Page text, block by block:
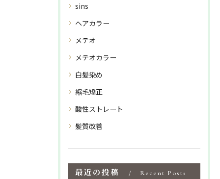
sins
ヘアカラー
メテオ
メテオカラー
白髪染め
縮毛矯正
酸性ストレート
髪質改善
最近の投稿 Recent Posts